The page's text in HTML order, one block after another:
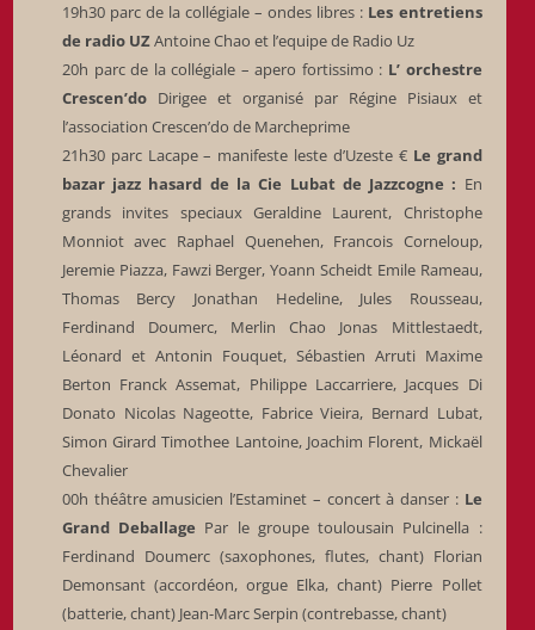
19h30 parc de la collégiale – ondes libres : Les entretiens
de radio UZAntoine Chao et l’equipe de Radio Uz
20h parc de la collégiale – apero fortissimo : L’ orchestre
Crescen’do Dirigee et organisé par Régine Pisiaux et
l’association Crescen’do de Marcheprime
21h30 parc Lacape – manifeste leste d’Uzeste € Le grand
bazar jazz hasard de la Cie Lubat de Jazzcogne : En
grands invites speciaux Geraldine Laurent, Christophe
Monniot avec Raphael Quenehen, Francois Corneloup,
Jeremie Piazza, Fawzi Berger, Yoann Scheidt Emile Rameau,
Thomas Bercy Jonathan Hedeline, Jules Rousseau,
Ferdinand Doumerc, Merlin Chao Jonas Mittlestaedt,
Léonard et Antonin Fouquet, Sébastien Arruti Maxime
Berton Franck Assemat, Philippe Laccarriere, Jacques Di
Donato Nicolas Nageotte, Fabrice Vieira, Bernard Lubat,
Simon Girard Timothee Lantoine, Joachim Florent, Mickaël
Chevalier
00h théâtre amusicien l’Estaminet – concert à danser : Le
Grand Deballage Par le groupe toulousain Pulcinella :
Ferdinand Doumerc (saxophones, flutes, chant) Florian
Demonsant (accordéon, orgue Elka, chant) Pierre Pollet
(batterie, chant) Jean-Marc Serpin (contrebasse, chant)